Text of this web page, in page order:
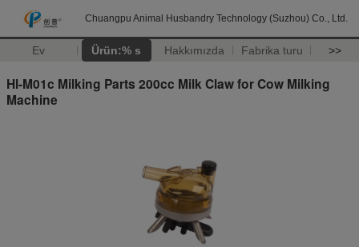
Chuangpu Animal Husbandry Technology (Suzhou) Co., Ltd.
Ev Ürün:% s Hakkımızda Fabrika turu >>
Hl-M01c Milking Parts 200cc Milk Claw for Cow Milking
Machine